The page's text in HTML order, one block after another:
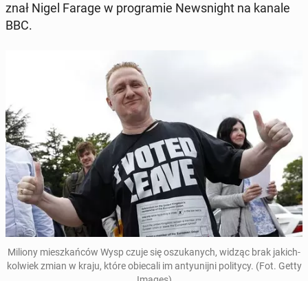
znał Nigel Farage w pro­gra­mie New­sni­ght na kanale
BBC.
Miliony miesz­kań­ców Wysp czuje się oszu­ka­nych, widząc brak ja­kich­
kol­wiek zmian w kraju, które obie­ca­li im an­ty­unij­ni po­li­ty­cy. (Fot. Getty